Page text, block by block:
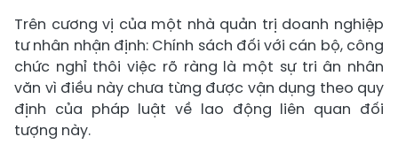
Trên cương vị của một nhà quản trị doanh nghiệp
tư nhân nhận định: Chính sách đối với cán bộ, công
chức nghỉ thôi việc rõ ràng là một sự tri ân nhân
văn vì điều này chưa từng được vận dụng theo quy
định của pháp luật về lao động liên quan đối
tượng này.